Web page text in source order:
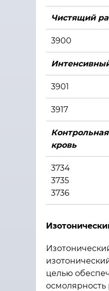
Чистящий
3900
3901
3917
Контрольная
кровь
3734
3735
3736
целью
осмолярность